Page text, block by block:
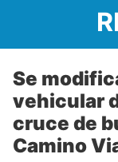
Se
vehicular
cruce de
Camino